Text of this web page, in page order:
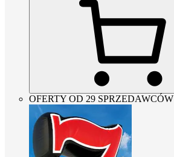
OFERTY OD 29 SPRZEDAWCÓW